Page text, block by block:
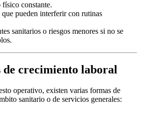
físico constante.
pueden interferir con rutinas
sanitarios o riesgos menores si no se
crecimiento laboral
operativo, existen varias formas de
sanitario o de servicios generales: